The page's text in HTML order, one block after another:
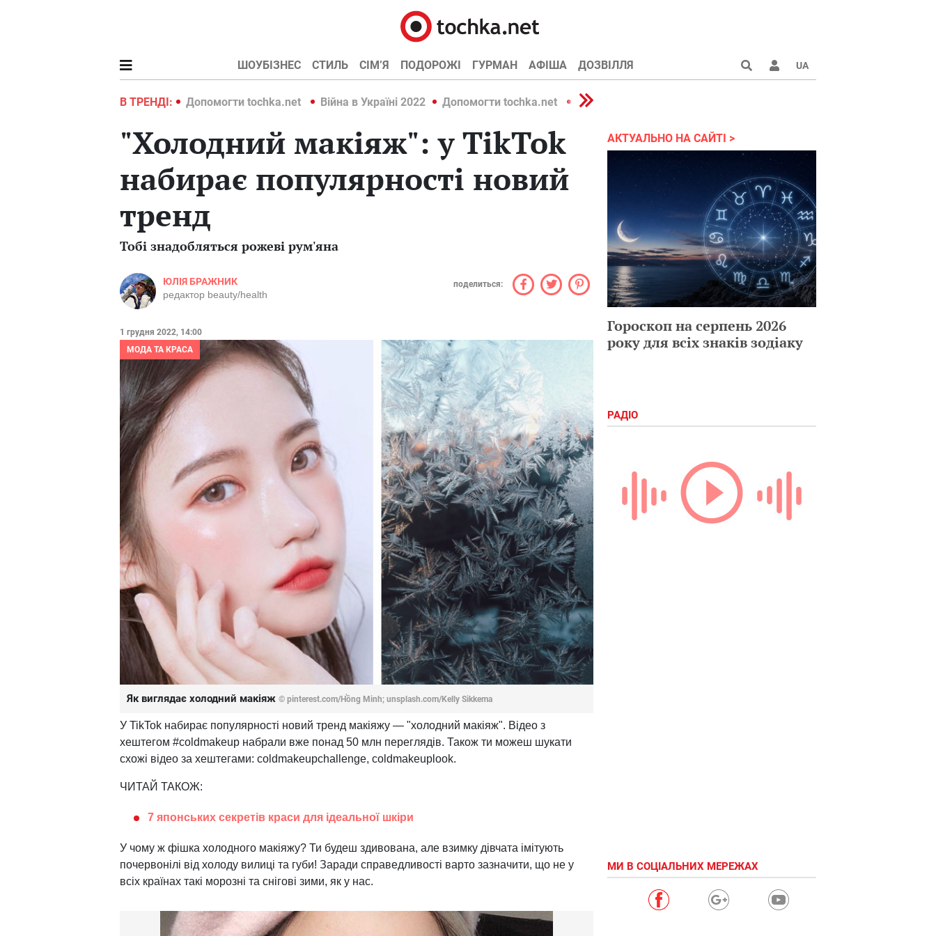
ШОУБІЗНЕС СТИЛЬ СІМ’Я ПОДОРОЖІ ГУРМАН АФІША ДОЗВІЛЛЯ UA
В ТРЕНДІ:
Війна в Україні 2022 Допомогти tochka.net Війна в Україні 2022 Допомогти tochka.net Війна в Україні 2022
"Холодний макіяж": у TikTok
набирає популярності новий
тренд
Тобі знадобляться рожеві рум'яна
ЮЛІЯ БРАЖНИК
редактор beauty/health
поделиться:
1 грудня 2022, 14:00
МОДА ТА КРАСА
Як виглядає холодний макіяж © pinterest.com/Hồng Minh; unsplash.com/Kelly Sikkema
У TikTok набирає популярності новий тренд макіяжу — "холодний макіяж". Відео з
хештегом #coldmakeup набрали вже понад 50 млн переглядів. Також ти можеш шукати
схожі відео за хештегами: coldmakeupchallenge, coldmakeuplook.
ЧИТАЙ ТАКОЖ:
7 японських секретів краси для ідеальної шкіри
У чому ж фішка холодного макіяжу? Ти будеш здивована, але взимку дівчата імітують
почервонілі від холоду вилиці та губи! Заради справедливості варто зазначити, що не у
всіх країнах такі морозні та снігові зими, як у нас.
АКТУАЛЬНО НА САЙТІ
Гороскоп на серпень 2026
року для всіх знаків зодіаку
РАДІО
МИ В СОЦІАЛЬНИХ МЕРЕЖАХ